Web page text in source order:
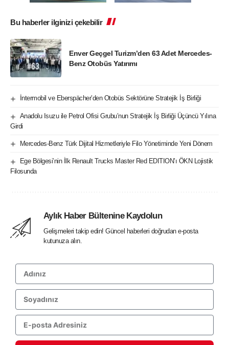
Bu haberler ilginizi çekebilir
Enver Geçgel Turizm’den 63 Adet Mercedes-
Benz Otobüs Yatırımı
İntermobil ve Eberspächer’den Otobüs Sektörüne Stratejik İş Birliği
Anadolu Isuzu ile Petrol Ofisi Grubu’nun Stratejik İş Birliği Üçüncü Yılına
Girdi
Mercedes-Benz Türk Dijital Hizmetleriyle Filo Yönetiminde Yeni Dönem
Ege Bölgesi’nin İlk Renault Trucks Master Red EDITION’ı ÖKN Lojistik
Filosunda
Aylık Haber Bültenine Kaydolun
Gelişmeleri takip edin! Güncel haberleri doğrudan e-posta
kutunuza alın.